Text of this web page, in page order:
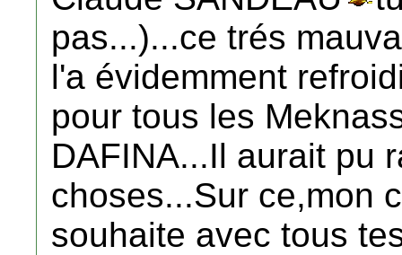
pas...)...ce trés
l'a évidemment
pour tous les
DAFINA...Il aurait pu
choses...Sur ce,mon
souhaite avec tous